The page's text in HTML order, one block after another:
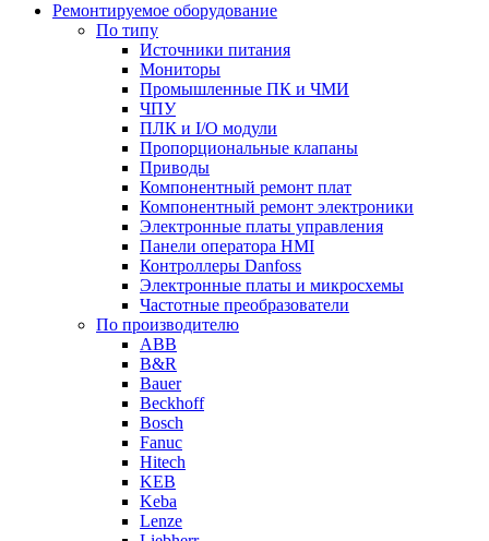
Ремонтируемое оборудование
По типу
Источники питания
Мониторы
Промышленные ПК и ЧМИ
ЧПУ
ПЛК и I/O модули
Пропорциональные клапаны
Приводы
Компонентный ремонт плат
Компонентный ремонт электроники
Электронные платы управления
Панели оператора HMI
Контроллеры Danfoss
Электронные платы и микросхемы
Частотные преобразователи
По производителю
ABB
B&R
Bauer
Beckhoff
Bosch
Fanuc
Hitech
KEB
Keba
Lenze